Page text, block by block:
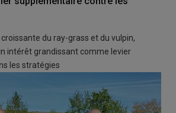
du ray-grass et du vulpin,
intérêt grandissant comme levier
les stratégies